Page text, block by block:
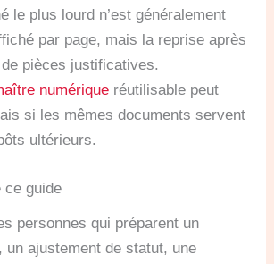
le plus lourd n’est généralement
par page, mais la reprise après
pièces justificatives.
numérique réutilisable peut
si les mêmes documents servent
ultérieurs.
ce guide
personnes qui préparent un
un ajustement de statut, une